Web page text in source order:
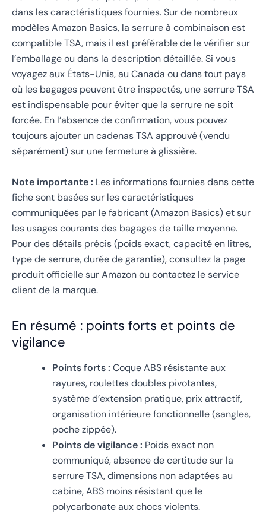
dans les caractéristiques fournies. Sur de nombreux
modèles Amazon Basics, la serrure à combinaison est
compatible TSA, mais il est préférable de le vérifier sur
l’emballage ou dans la description détaillée. Si vous
voyagez aux États-Unis, au Canada ou dans tout pays
où les bagages peuvent être inspectés, une serrure TSA
est indispensable pour éviter que la serrure ne soit
forcée. En l’absence de confirmation, vous pouvez
toujours ajouter un cadenas TSA approuvé (vendu
séparément) sur une fermeture à glissière.
Note importante : Les informations fournies dans cette
fiche sont basées sur les caractéristiques
communiquées par le fabricant (Amazon Basics) et sur
les usages courants des bagages de taille moyenne.
Pour des détails précis (poids exact, capacité en litres,
type de serrure, durée de garantie), consultez la page
produit officielle sur Amazon ou contactez le service
client de la marque.
En résumé : points forts et points de
vigilance
Points forts : Coque ABS résistante aux
rayures, roulettes doubles pivotantes,
système d’extension pratique, prix attractif,
organisation intérieure fonctionnelle (sangles,
poche zippée).
Points de vigilance : Poids exact non
communiqué, absence de certitude sur la
serrure TSA, dimensions non adaptées au
cabine, ABS moins résistant que le
polycarbonate aux chocs violents.